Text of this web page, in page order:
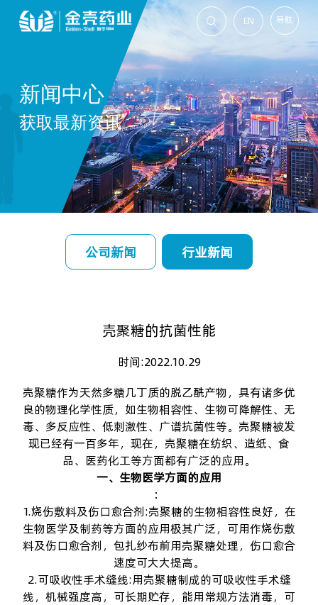
导航
EN

新闻中心
获取最新资讯
公司新闻 行业新闻
壳聚糖的抗菌性能
时间:2022.10.29
壳聚糖作为天然多糖几丁质的脱乙酰产物，具有诸多优
良的物理化学性质，如生物相容性、生物可降解性、无
毒、多反应性、低刺激性、广谱抗菌性等。壳聚糖被发
现已经有一百多年，现在，壳聚糖在纺织、造纸、食
品、医药化工等方面都有广泛的应用。
一、生物医学方面的应用
：
1.烧伤敷料及伤口愈合剂:壳聚糖的生物相容性良好，在
生物医学及制药等方面的应用极其广泛，可用作烧伤敷
料及伤口愈合剂，包扎纱布前用壳聚糖处理，伤口愈合
速度可大大提高。
2.可吸收性手术缝线:用壳聚糖制成的可吸收性手术缝
线，机械强度高，可长期贮存，能用常规方法消毒，可